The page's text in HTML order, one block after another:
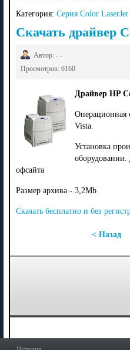
Категория: Серия Color LaserJet
Скачать драйвер
Автор: - -
Просмотров: 6160
Драйвер HP
Операционная
Vista.
Установка
оборудовании.
офсайта
Размер архива - 3,2Mb
Скачать бесплатно и без
< Назад